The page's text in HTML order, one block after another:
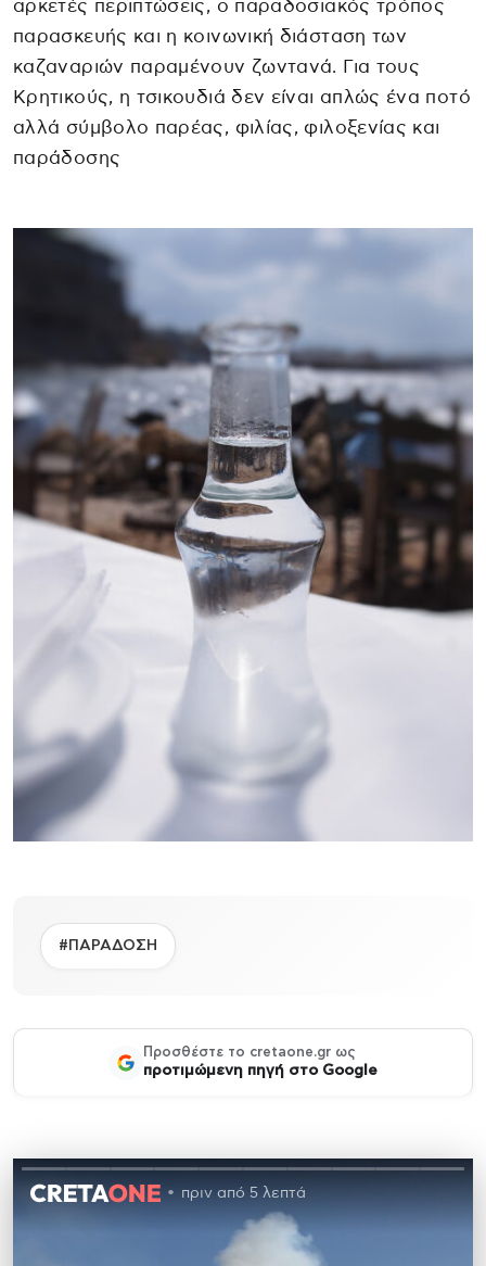
αρκετές περιπτώσεις, ο παραδοσιακός τρόπος
παρασκευής και η κοινωνική διάσταση των
καζαναριών παραμένουν ζωντανά. Για τους
Κρητικούς, η τσικουδιά δεν είναι απλώς ένα ποτό
αλλά σύμβολο παρέας, φιλίας, φιλοξενίας και
παράδοσης
#ΠΑΡΑΔΟΣΗ
Προσθέστε το cretaone.gr ως
προτιμώμενη πηγή στο Google
πριν από 5 λεπτά